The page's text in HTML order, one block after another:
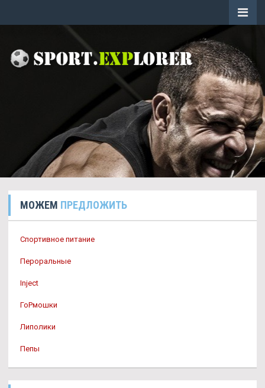
МОЖЕМ ПРЕДЛОЖИТЬ
Спортивное питание
Пероральные
Inject
ГоРмошки
Липолики
Пепы